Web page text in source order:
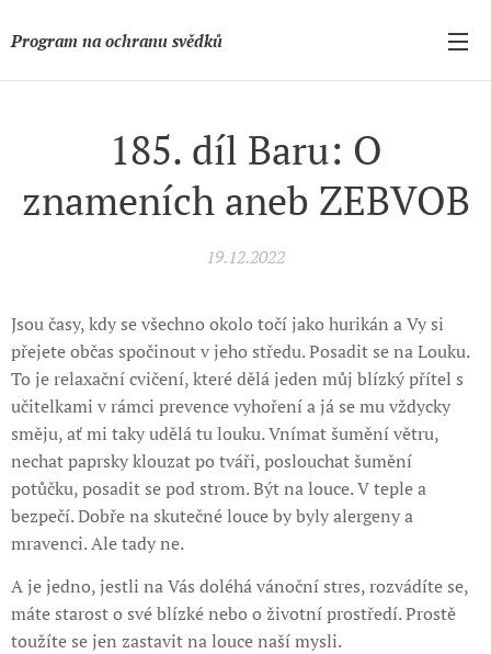
Program na ochranu svědků
185. díl Baru: O
znameních aneb ZEBVOB
19.12.2022
Jsou časy, kdy se všechno okolo točí jako hurikán a Vy si
přejete občas spočinout v jeho středu. Posadit se na Louku.
To je relaxační cvičení, které dělá jeden můj blízký přítel s
učitelkami v rámci prevence vyhoření a já se mu vždycky
směju, ať mi taky udělá tu louku. Vnímat šumění větru,
nechat paprsky klouzat po tváři, poslouchat šumění
potůčku, posadit se pod strom. Být na louce. V teple a
bezpečí. Dobře na skutečné louce by byly alergeny a
mravenci. Ale tady ne.
A je jedno, jestli na Vás doléhá vánoční stres, rozvádíte se,
máte starost o své blízké nebo o životní prostředí. Prostě
toužíte se jen zastavit na louce naší mysli.